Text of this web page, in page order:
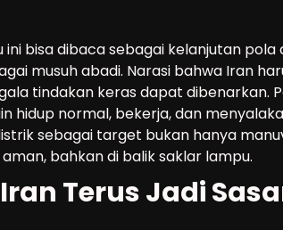
bisa dibaca sebagai kelanjutan pola
musuh abadi. Narasi bahwa Iran
tindakan keras dapat dibenarkan.
hidup normal, bekerja, dan
sebagai target bukan hanya
bahkan di balik saklar lampu.
Terus Jadi